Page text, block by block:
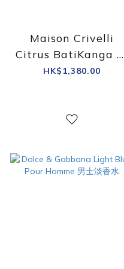
Maison Crivelli
Citrus BatiKanga 淡
香精
HK$1,380.00